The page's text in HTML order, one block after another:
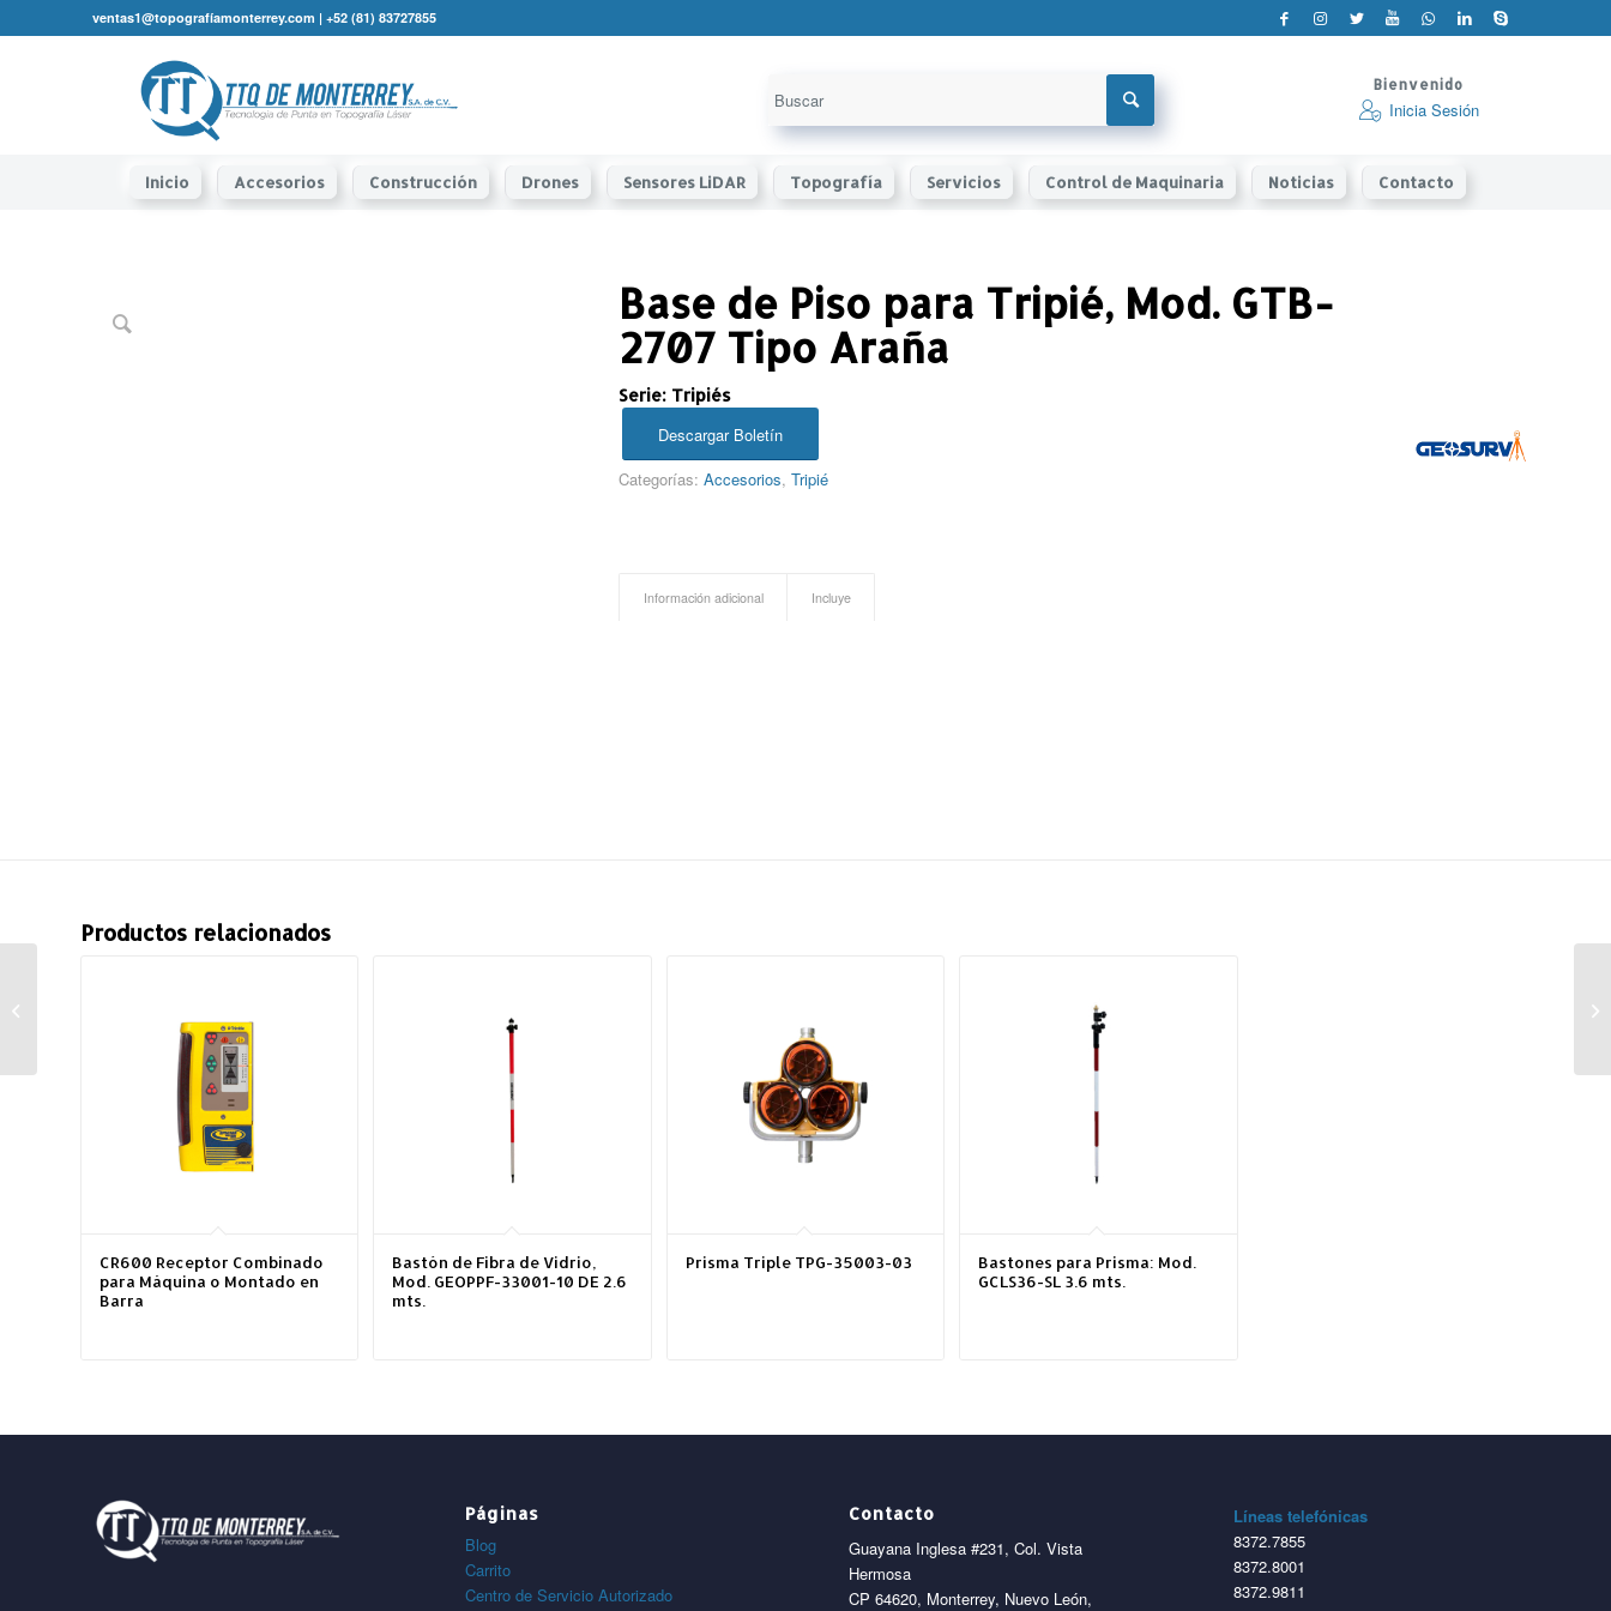
ventas1@topografíamonterrey.com | +52 (81) 83727855
Inicio Accesorios Construcción Drones Sensores LiDAR Topografía Servicios Control de Maquinaria Noticias Contacto
Bienvenido
Inicia Sesión
Base de Piso para Tripié, Mod. GTB-
2707 Tipo Araña
Serie: Tripiés
Descargar Boletín
Categorías:Accesorios,Tripié
Información adicional Incluye
Productos relacionados
CR600 Receptor Combinado
para Máquina o Montado en
Barra
Bastón de Fibra de Vidrio,
Mod. GEOPPF-33001-10 DE 2.6
mts.
Prisma Triple TPG-35003-03
Bastones para Prisma: Mod.
GCLS36-SL 3.6 mts.
Páginas
Blog
Carrito
Centro de Servicio Autorizado
Contacto
Guayana Inglesa #231, Col. Vista
Hermosa
CP 64620, Monterrey, Nuevo León,
Líneas telefónicas
8372.7855
8372.8001
8372.9811
Aluminio, Mod. 21020